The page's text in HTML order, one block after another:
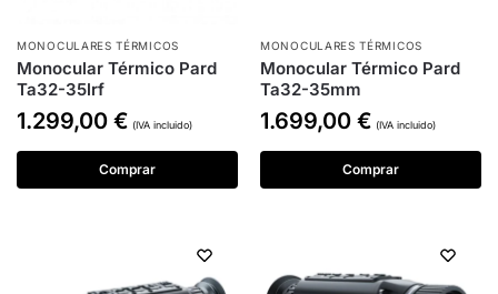
MONOCULARES TÉRMICOS
Monocular Térmico Pard
Ta32-35lrf
1.299,00 € (IVA incluido)
Comprar
MONOCULARES TÉRMICOS
Monocular Térmico Pard
Ta32-35mm
1.699,00 € (IVA incluido)
Comprar